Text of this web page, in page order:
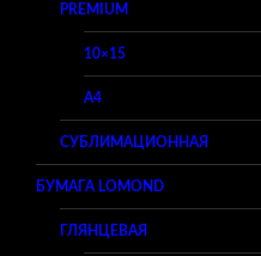
PREMIUM
10×15
A4
СУБЛИМАЦИОННАЯ
БУМАГА LOMOND
ГЛЯНЦЕВАЯ